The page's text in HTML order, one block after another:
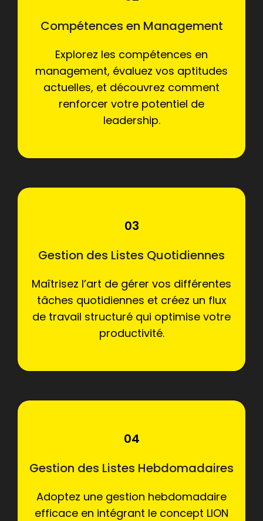
Compétences en Management
Explorez les compétences en
management, évaluez vos aptitudes
actuelles, et découvrez comment
renforcer votre potentiel de
leadership.
03
Gestion des Listes Quotidiennes
Maîtrisez l’art de gérer vos différentes
tâches quotidiennes et créez un flux
de travail structuré qui optimise votre
productivité.
04
Gestion des Listes Hebdomadaires
Adoptez une gestion hebdomadaire
efficace en intégrant le concept LION